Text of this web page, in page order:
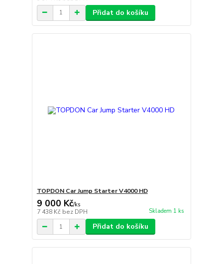
Přidat do košíku
TOPDON Car Jump Starter V4000 HD
9 000 Kč/ks
7 438 Kč bez DPH Skladem 1 ks
Přidat do košíku